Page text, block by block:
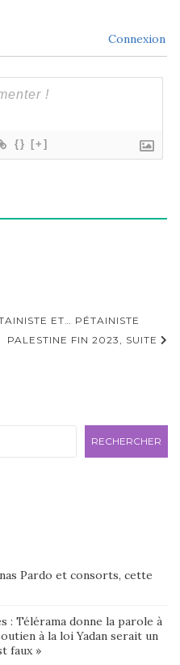
Connexion
{} [+]
ET… PÉTAINISTE
PALESTINE FIN 2023, SUITE
RECHERCHER
Pardo et consorts, cette
: Télérama donne la parole à
à la loi Yadan serait un
faux »